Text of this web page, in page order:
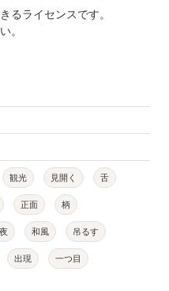
るライセンスです。
。
観光 見開く 舌
正面 柄
夜 和風 吊るす
出現 一つ目